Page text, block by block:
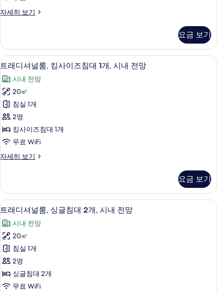
두
세
기
대
개,
바
다
전
망
사
진
모
두
보
자세히 보기
스
사
이
즈
대
개,
바
다
전
망
자
히
요금 보기
트
래
디
셔
널
룸,
킹
이
침
대
1
개,
시
내
전
망
사
트래디셔널룸, 킹사이즈침대 1개, 시
5
트래디셔널룸, 킹사이즈침대 1개, 시내 전망
시내 전망
20㎡
침실 1개
2명
킹사이즈침대 1개
무료 WiFi
자세히 보기
트
널
룸,
킹
이
즈
침
대
개,
시
내
요금 보기
트
래
디
셔
널
룸,
싱
트래디셔널룸, 싱글침대 2개, 시내 전
6
트래디셔널룸, 싱글침대 2개, 시내 전망
시내 전망
20㎡
침실 1개
2명
싱글침대 2개
무료 WiFi